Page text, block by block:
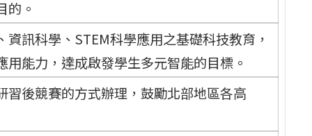
的。
訊科學、STEM科學應用之基礎科技教育，
能力，達成啟發學生多元智能的目標。
後競賽的方式辦理，鼓勵北部地區各高